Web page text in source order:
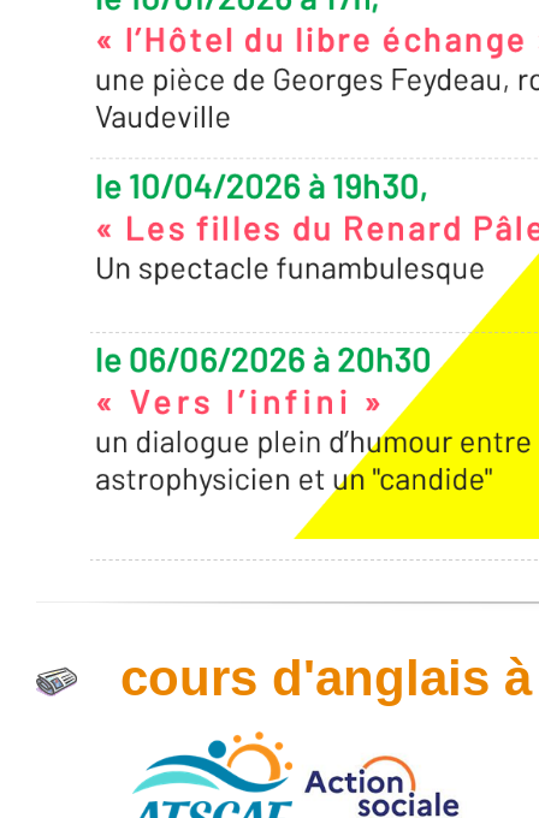
cours d'anglais